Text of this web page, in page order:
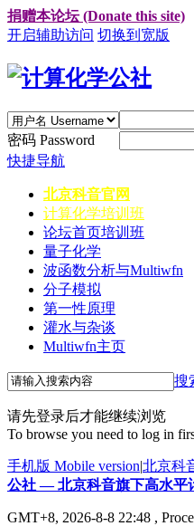
捐赠本论坛 (Donate this site)
开启辅助访问 切换到宽版
密码 Password
快捷导航
北京科音官网
计算化学培训班
论坛首页培训班
量子化学
波函数分析与Multiwfn
分子模拟
第一性原理
灌水与杂谈
Multiwfn主页
搜
请先登录后才能继续浏览
To browse you need to log in
手机版 Mobile version|北京科
公社 — 北京科音旗下高水平
GMT+8, 2026-8-8 22:48 ,